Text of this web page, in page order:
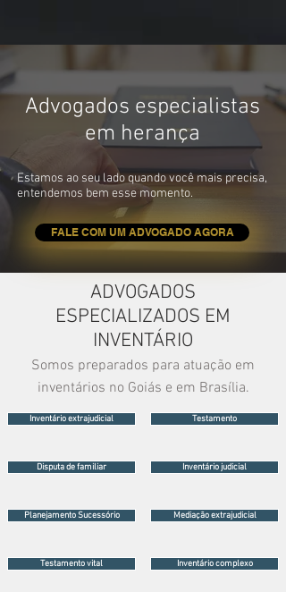
ADVOGADOS
ESPECIALIZADOS EM
INVENTÁRIO
Somos preparados para atuação em
inventários no Goiás e em Brasília.
Inventário extrajudicial
Disputa de familiar
Planejamento Sucessório
Testamento vital
Testamento
Inventário judicial
Mediação extrajudicial
Inventário complexo
Advogados especialistas
em herança
Estamos ao seu lado quando você mais precisa,
entendemos bem esse momento.
FALE COM UM ADVOGADO AGORA